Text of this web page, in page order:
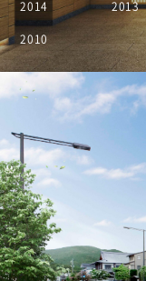
2014 2013
2010